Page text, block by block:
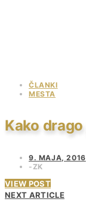
ČLANKI
MESTA
Kako
9. MAJA, 2016
ZK
VIEW POST
NEXT ARTICLE